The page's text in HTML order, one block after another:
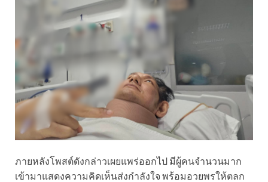
ภายหลังโพสต์ดังกล่าวเผยแพร่ออกไป มีผู้คนจำนวนมาก
เข้ามาแสดงความคิดเห็นส่งกำลังใจ พร้อมอวยพรให้ตลก